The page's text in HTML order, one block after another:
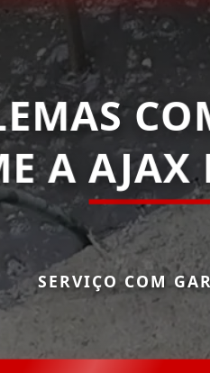
AAJAX
SERVIÇO COM